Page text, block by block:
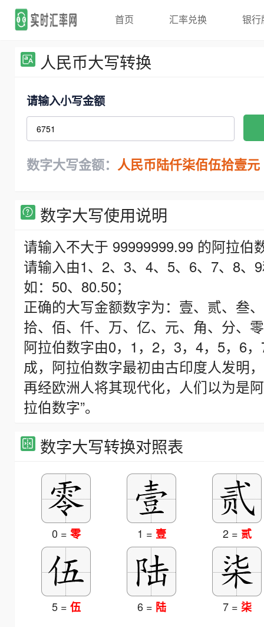
首页 汇率兑换 银行
人民币大写转换
请输入小写金额
数字大写金额： 人民币陆仟柒佰伍拾壹元
数字大写使用说明
请输入不大于 99999999.99 的阿拉伯
请输入由1、2、3、4、5、6、7、8、
如：50、80.50；
正确的大写金额数字为：壹、贰、叁
拾、佰、仟、万、亿、元、角、分、
阿拉伯数字由0，1，2，3，4，5，6
成，阿拉伯数字最初由古印度人发明
再经欧洲人将其现代化，人们以为是
拉伯数字”。
数字大写转换对照表
0 = 零 1 = 壹 2 = 贰
5 = 伍 6 = 陆 7 = 柒